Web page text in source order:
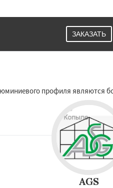
ЗАКАЗАТЬ
профиля являются
AGS